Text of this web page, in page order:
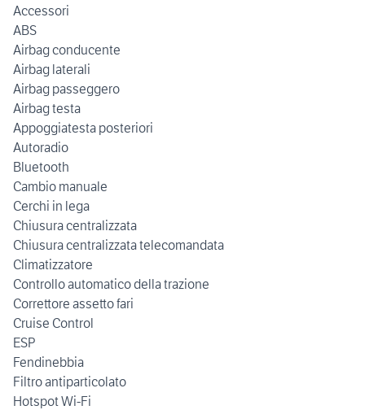
Accessori
ABS
Airbag conducente
Airbag laterali
Airbag passeggero
Airbag testa
Appoggiatesta posteriori
Autoradio
Bluetooth
Cambio manuale
Cerchi in lega
Chiusura centralizzata
Chiusura centralizzata telecomandata
Climatizzatore
Controllo automatico della trazione
Correttore assetto fari
Cruise Control
ESP
Fendinebbia
Filtro antiparticolato
Hotspot Wi-Fi